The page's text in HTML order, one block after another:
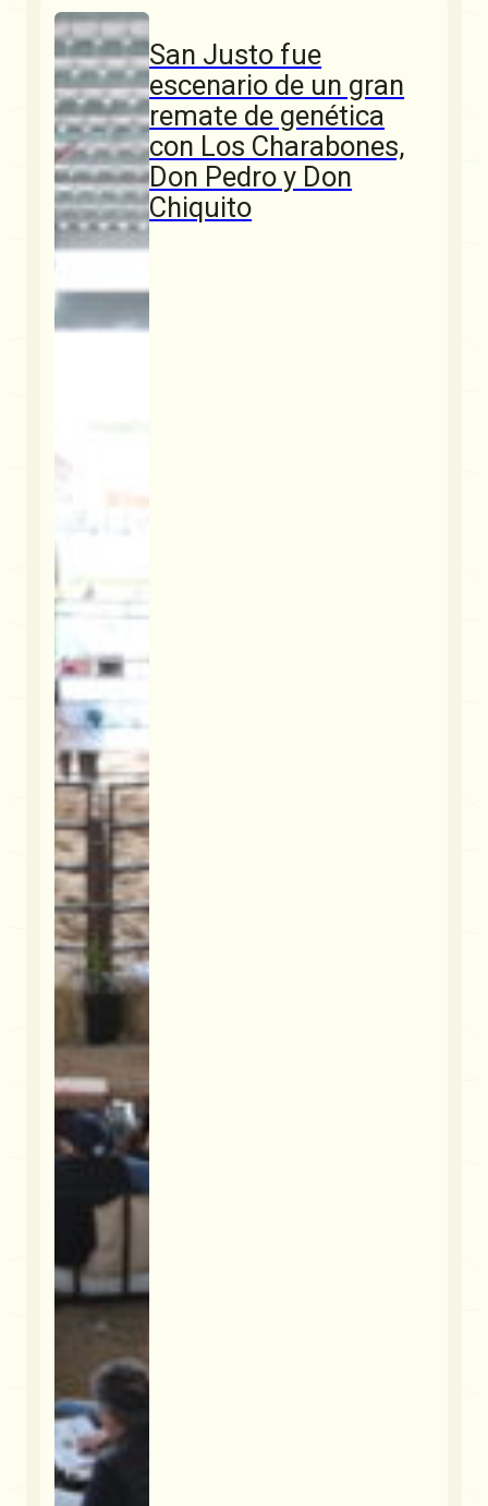
San Justo fue
escenario de un gran
remate de genética
con Los Charabones,
Don Pedro y Don
Chiquito